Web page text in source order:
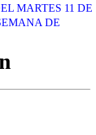
MARTES 11 DE
DE